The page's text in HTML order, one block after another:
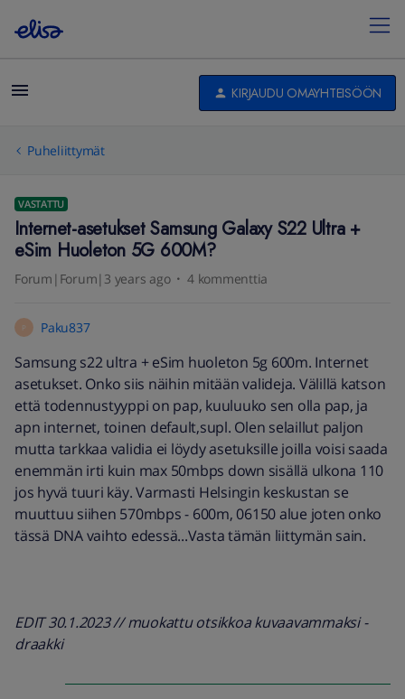
KIRJAUDU OMAYHTEISÖÖN
Puheliittymät
VASTATTU
Internet-asetukset Samsung Galaxy S22 Ultra +
eSim Huoleton 5G 600M?
Forum|Forum|3 years ago 4 kommenttia
P Paku837
Samsung s22 ultra + eSim huoleton 5g 600m. Internet
asetukset. Onko siis näihin mitään valideja. Välillä katson
että todennustyyppi on pap, kuuluuko sen olla pap, ja
apn internet, toinen default,supl. Olen selaillut paljon
mutta tarkkaa validia ei löydy asetuksille joilla voisi saada
enemmän irti kuin max 50mbps down sisällä ulkona 110
jos hyvä tuuri käy. Varmasti Helsingin keskustan se
muuttuu siihen 570mbps - 600m, 06150 alue joten onko
tässä DNA vaihto edessä...Vasta tämän liittymän sain.
EDIT 30.1.2023 // muokattu otsikkoa kuvaavammaksi -
draakki